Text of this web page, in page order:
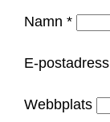
Namn *
E-postadress
Webbplats